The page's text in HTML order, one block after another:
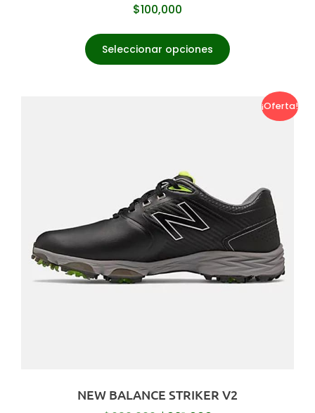
$100,000
Seleccionar opciones
¡Oferta!
NEW BALANCE STRIKER V2